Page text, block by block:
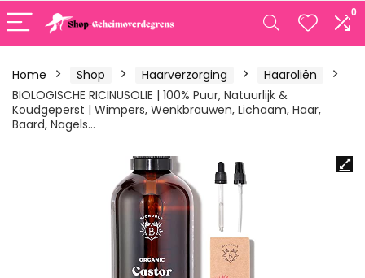
0
Home Shop Haarverzorging
Haaroliën
BIOLOGISCHE RICINUSOLIE | 100% Puur, Natuurlijk &
Koudgeperst | Wimpers, Wenkbrauwen, Lichaam, Haar,
Baard, Nagels…